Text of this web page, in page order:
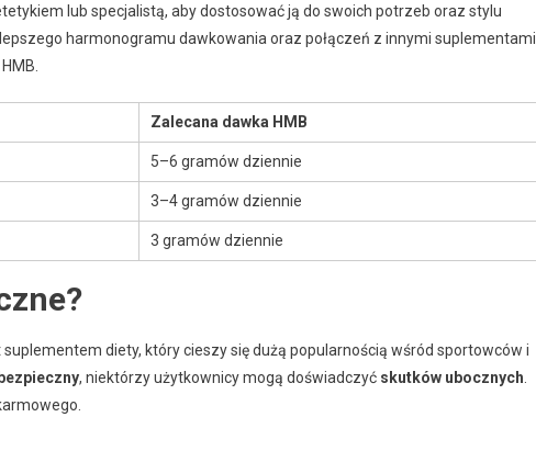
lub specjalistą, aby dostosować ją do swoich potrzeb oraz stylu
harmonogramu dawkowania oraz połączeń z innymi suplementami
HMB.
Zalecana dawka HMB
5–6 gramów dziennie
3–4 gramów dziennie
3 gramów dziennie
suplementem diety, który cieszy się dużą popularnością wśród sportowców i
bezpieczny, niektórzy użytkownicy mogą doświadczyć skutków ubocznych